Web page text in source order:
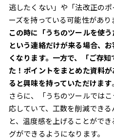
逃したくない」や「法改正の
ーズを持っている可能性があり
この時に「うちのツールを使
という連絡だけが来る場合、
くなります。一方で、「ご存
た！ポイントをまとめた資料
ると興味を持っていただけます。
さらに、「うちのツールでは
応していて、工数を削減でき
と、温度感を上げることがで
グができるようになります。